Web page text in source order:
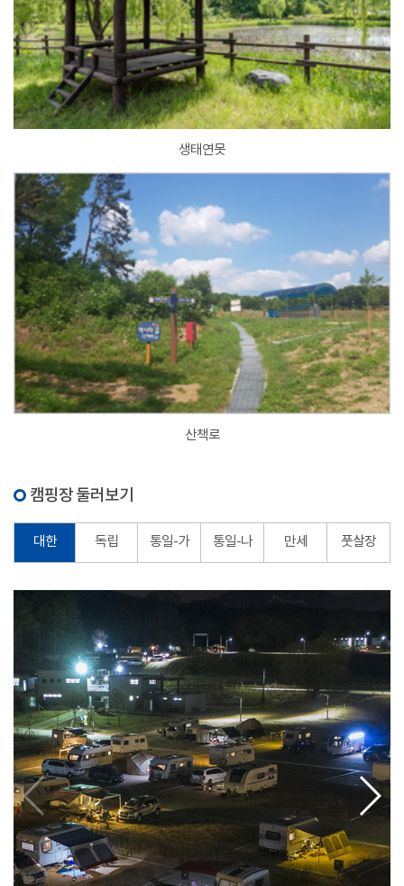
생태연못
산책로
캠핑장 둘러보기
대한 독립 통일-가 통일-나 만세 풋살장